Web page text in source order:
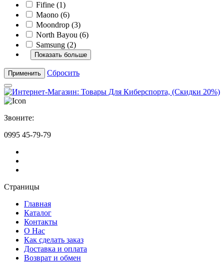
Fifine (1)
Maono (6)
Moondrop (3)
North Bayou (6)
Samsung (2)
Показать больше
Применить Сбросить
Звоните:
0995 45-79-79
Страницы
Главная
Каталог
Контакты
О Нас
Как сделать заказ
Доставка и оплата
Возврат и обмен